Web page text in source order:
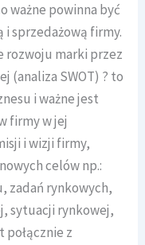
ważne powinna być
i sprzedażową firmy.
rozwoju marki przez
(analiza SWOT) ? to
i ważne jest
firmy w jej
i wizji firmy,
celów np.:
zadań rynkowych,
sytuacji rynkowej,
z